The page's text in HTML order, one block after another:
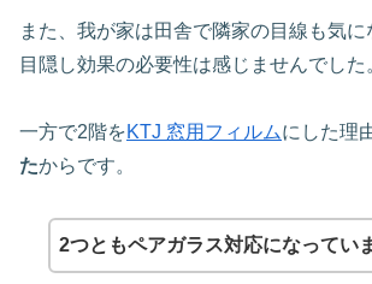
また、我が家は田舎で隣家の目線も気
目隠し効果の必要性は感じませんでした
一方で2階をKTJ 窓用フィルムにした理
たからです。
2つともペアガラス対応になってい